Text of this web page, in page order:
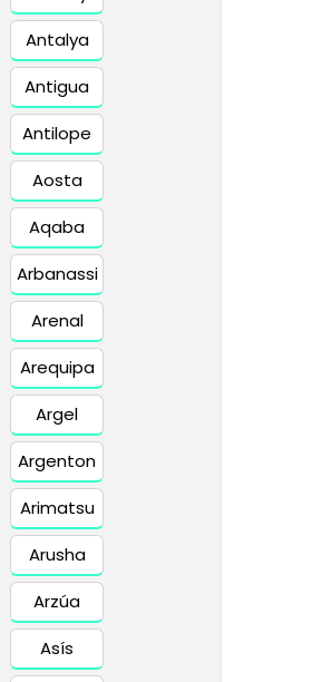
Antalya
Antigua
Antilope
Aosta
Aqaba
Arbanassi
Arenal
Arequipa
Argel
Argenton
Arimatsu
Arusha
Arzúa
Asís